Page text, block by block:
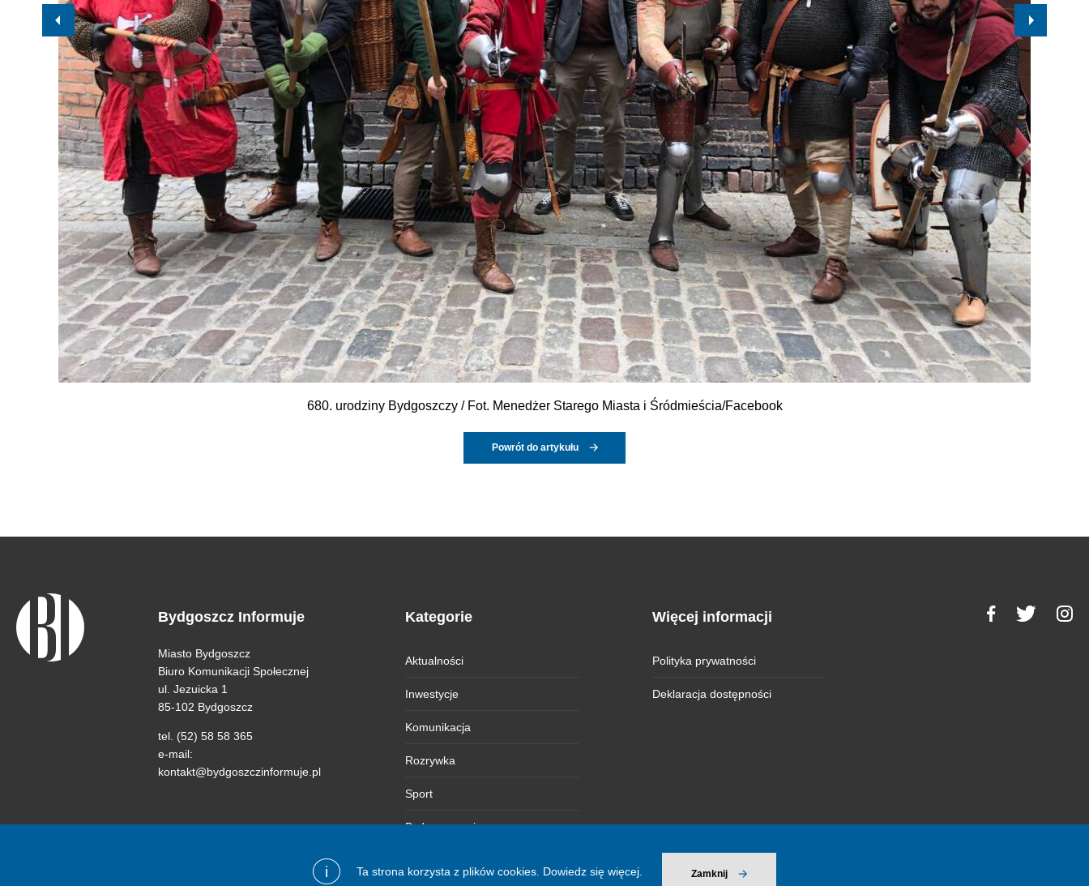
i Ta strona korzysta z plików cookies. Dowiedz się więcej. Zamknij
680. urodziny Bydgoszczy / Fot. Menedżer Starego Miasta i Śródmieścia/Facebook
Powrót do artykułu
Bydgoszcz Informuje
Miasto Bydgoszcz
Biuro Komunikacji Społecznej
ul. Jezuicka 1
85-102 Bydgoszcz
tel. (52) 58 58 365
e-mail:
kontakt@bydgoszczinformuje.pl
Kategorie
Aktualności
Inwestycje
Komunikacja
Rozrywka
Sport
Bydgoszczanie
Więcej informacji
Polityka prywatności
Deklaracja dostępności